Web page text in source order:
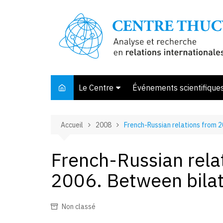
Le Centre
Membres et associés
Bibliothèque
Offre de stage
Événements
Accueil 2008 French-Russian relations from
French-Russian
2006. Between
Non classé